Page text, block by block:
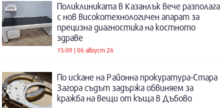
Поликлиниката в Казанлък вече разполага
с нов високотехнологичен апарат за
прецизна диагностика на костното
здраве
15:09 | 06 август 26
По искане на Районна прокуратура-Стара
Загора съдът задържа обвиняем за
кражба на вещи от къща в Дъбово